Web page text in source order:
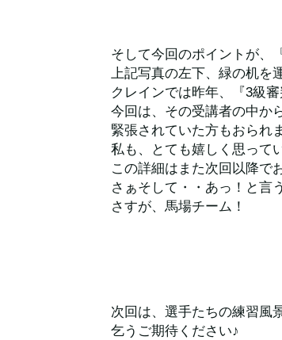
そして今回のポイントが、
上記写真の左下、緑の机を
クレインでは昨年、『3級
今回は、その受講者の中か
緊張されていた方もおられ
私も、とても嬉しく思って
この詳細はまた次回以降で
さぁそして・・あっ！と言
さすが、馬場チーム！
次回は、選手たちの練習風
乞うご期待ください♪